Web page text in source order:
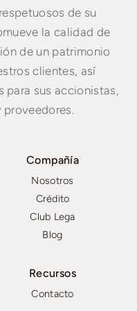
de su
la calidad de
de un patrimonio
clientes, así
para sus accionistas,
Compañía
Nosotros
Crédito
Club Lega
Blog
Recursos
Contacto